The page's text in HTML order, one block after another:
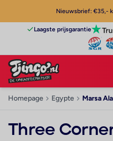
Nieuwsbrief: €35,-
Laagste prijsgarantie
Homepage Egypte Marsa
Three